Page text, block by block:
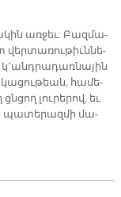
առ­ջեւ: Բազ­մա­
վեր­տա­ռու­թիւն­նե­
հա­մե­
լու­րե­րով, եւ
պա­տե­րազ­մի մա­